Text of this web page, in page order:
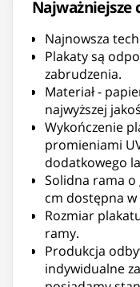
Najnowsza
Plakaty są
zabrudzenia.
Materiał -
najwyższej
Wykończenie
promieniami
dodatkowego
Solidna rama
cm dostępna
Rozmiar
ramy.
Produkcja
indywidualne